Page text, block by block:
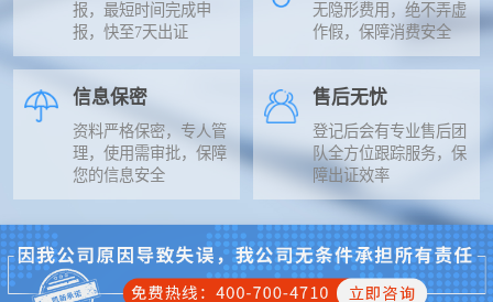
报，最短时间完成申
报，快至7天出证
无隐形费用，绝不弄虚
作假，保障消费安全
信息保密
资料严格保密，专人管
理，使用需审批，保障
您的信息安全
售后无忧
登记后会有专业售后团
队全方位跟踪服务，保
障出证效率